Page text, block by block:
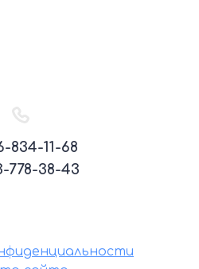
834-11-68
778-38-43